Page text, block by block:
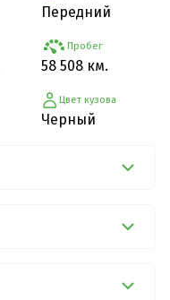
Передний
Пробег
58 508 км.
Цвет кузова
Черный